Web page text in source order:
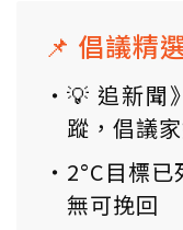
📌 倡議精
💡 追新聞
蹤，倡議
2°C目標
無可挽回